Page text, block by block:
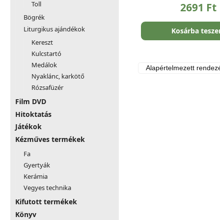
2691 Ft
Kosárba
Toll
Bögrék
Liturgikus ajándékok
Kereszt
Kulcstartó
Medálok
Nyaklánc, karkötő
Rózsafüzér
Film DVD
Hitoktatás
Játékok
Kézműves termékek
Fa
Gyertyák
Kerámia
Vegyes technika
Kifutott termékek
Könyv